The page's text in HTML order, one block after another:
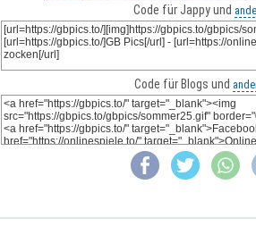
Code für Jappy und
Code für Blogs und